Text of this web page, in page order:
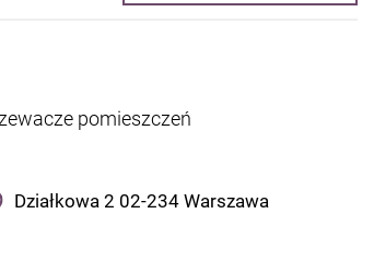
pomieszczeń
Działkowa 2 02-234 Warszawa